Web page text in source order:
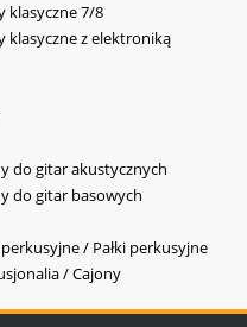
klasyczne 7/8
klasyczne z elektroniką
do gitar akustycznych
do gitar basowych
/ Pałki perkusyjne
/ Cajony